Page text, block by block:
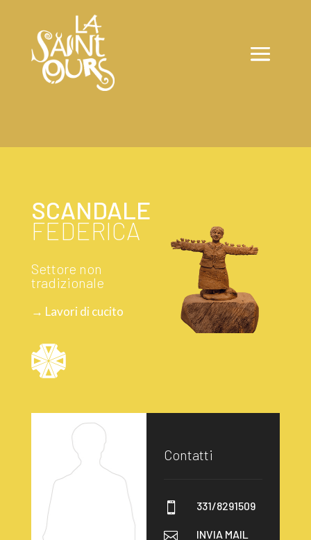
SCANDALE
FEDERICA
Settore non
tradizionale
→ Lavori di cucito
Contatti
 331/8291509
 INVIA MAIL